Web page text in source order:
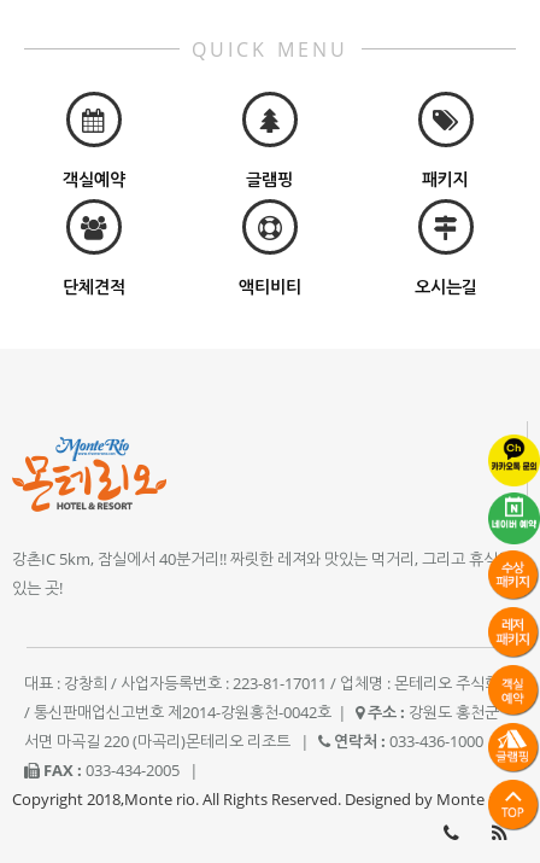
QUICK MENU
객실예약 글램핑 패키지
단체견적 액티비티 오시는길
강촌IC 5km, 잠실에서 40분거리!! 짜릿한 레져와 맛있는 먹거리, 그리고 휴식이
있는 곳!
대표 : 강창희 / 사업자등록번호 : 223-81-17011 / 업체명 : 몬테리오 주식회사
/ 통신판매업신고번호 제2014-강원홍천-0042호 | 주소 : 강원도 홍천군
서면 마곡길 220 (마곡리)몬테리오 리조트
| 연락처 : 033-436-1000
|
FAX : 033-434-2005
|
Copyright 2018,Monte rio. All Rights Reserved. Designed by Monte rio.